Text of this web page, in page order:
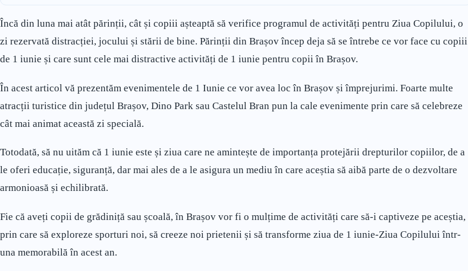
Încă din luna mai atât părinții, cât și copiii așteaptă să verifice programul de activități pentru Ziua Copilului, o
zi rezervată distracției, jocului și stării de bine. Părinții din Brașov încep deja să se întrebe ce vor face cu copiii
de 1 iunie și care sunt cele mai distractive activități de 1 iunie pentru copii în Brașov.
În acest articol vă prezentăm evenimentele de 1 Iunie ce vor avea loc în Brașov și împrejurimi. Foarte multe
atracții turistice din județul Brașov, Dino Park sau Castelul Bran pun la cale evenimente prin care să celebreze
cât mai animat această zi specială.
Totodată, să nu uităm că 1 iunie este și ziua care ne amintește de importanța protejării drepturilor copiilor, de a
le oferi educație, siguranță, dar mai ales de a le asigura un mediu în care aceștia să aibă parte de o dezvoltare
armonioasă și echilibrată.
Fie că aveți copii de grădiniță sau școală, în Brașov vor fi o mulțime de activități care să-i captiveze pe aceștia,
prin care să exploreze sporturi noi, să creeze noi prietenii și să transforme ziua de 1 iunie-Ziua Copilului într-
una memorabilă în acest an.